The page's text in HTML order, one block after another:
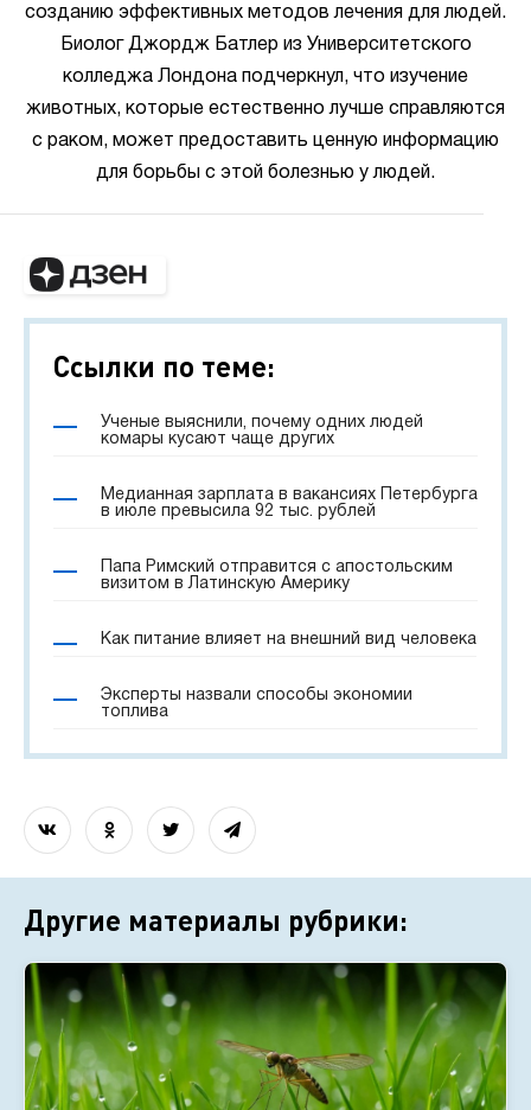
созданию эффективных методов лечения для людей.
Биолог Джордж Батлер из Университетского
колледжа Лондона подчеркнул, что изучение
животных, которые естественно лучше справляются
с раком, может предоставить ценную информацию
для борьбы с этой болезнью у людей.
Ссылки по теме:
Ученые выяснили, почему одних людей
комары кусают чаще других
Медианная зарплата в вакансиях Петербурга
в июле превысила 92 тыс. рублей
Папа Римский отправится с апостольским
визитом в Латинскую Америку
Как питание влияет на внешний вид человека
Эксперты назвали способы экономии
топлива
Другие материалы рубрики: